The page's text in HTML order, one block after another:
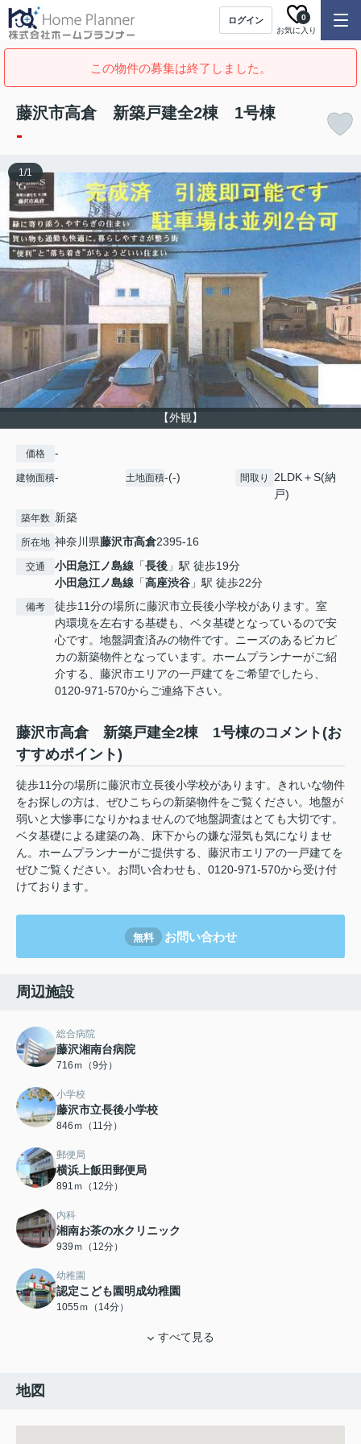
ログイン
お気に入り
0
この物件の募集は終了しました。
藤沢市高倉 新築戸建全2棟 1号棟
-
【外観】
1/1
価格 -
建物面積- 土地面積-(-) 間取り
2LDK＋S(納
戸)
築年数 新築
所在地 神奈川県藤沢市高倉2395-16
交通 小田急江ノ島線 「長後 」駅 徒歩19分
小田急江ノ島線 「高座渋谷 」駅 徒歩22分
備考
徒歩11分の場所に藤沢市立長後小学校があります。室
内環境を左右する基礎も、ベタ基礎となっているので安
心です。地盤調査済みの物件です。ニーズのあるピカピ
カの新築物件となっています。ホームプランナーがご紹
介する、藤沢市エリアの一戸建てをご希望でしたら、
0120-971-570からご連絡下さい。
藤沢市高倉 新築戸建全2棟 1号棟のコメント(お
すすめポイント)
徒歩11分の場所に藤沢市立長後小学校があります。きれいな物件
をお探しの方は、ぜひこちらの新築物件をご覧ください。地盤が
弱いと大惨事になりかねませんので地盤調査はとても大切です。
ベタ基礎による建築の為、床下からの嫌な湿気も気になりませ
ん。ホームプランナーがご提供する、藤沢市エリアの一戸建てを
ぜひご覧ください。お問い合わせも、0120-971-570から受け付
けております。
無料 お問い合わせ
周辺施設
総合病院
藤沢湘南台病院
716ｍ（9分）
小学校
藤沢市立長後小学校
846ｍ（11分）
郵便局
横浜上飯田郵便局
891ｍ（12分）
内科
湘南お茶の水クリニック
939ｍ（12分）
幼稚園
認定こども園明成幼稚園
1055ｍ（14分）
すべて見る
地図